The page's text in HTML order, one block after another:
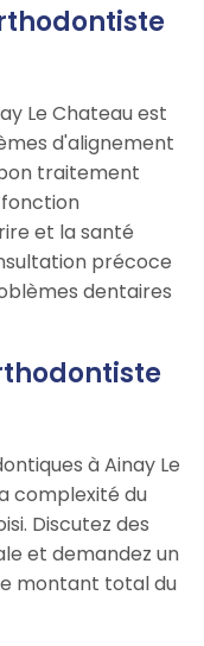
Le Chateau est
d'alignement
traitement
et la santé
précoce
dentaires
à Ainay Le
complexité du
Discutez des
et demandez un
montant total du